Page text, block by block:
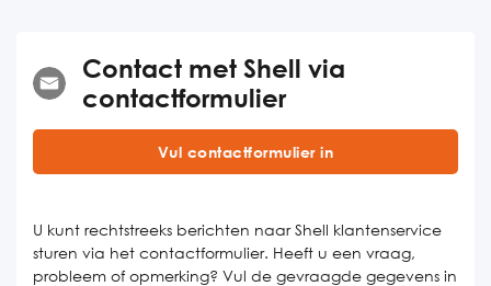
Contact met Shell via
contactformulier
Vul contactformulier in
U kunt rechtstreeks berichten naar Shell klantenservice
sturen via het contactformulier. Heeft u een vraag,
probleem of opmerking? Vul de gevraagde gegevens in